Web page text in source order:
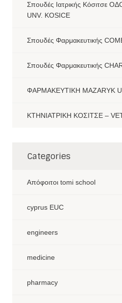
Σπουδές Ιατρικής Κόσιτσε
UNV. KOSICE
Σπουδές Φαρμακευτικής
Σπουδές Φαρμακευτικής
ΦΑΡΜΑΚΕΥΤΙΚΗ MAZARYK
ΚΤΗΝΙΑΤΡΙΚΗ ΚΟΣΙΤΣΕ –
Categories
Aπόφοιτοι tomi school
cyprus EUC
engineers
medicine
pharmacy